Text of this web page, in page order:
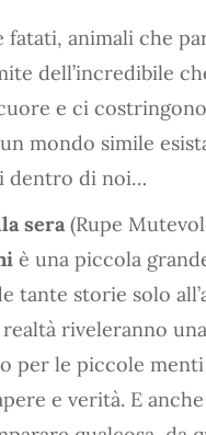
fatati, animali che
dell’incredibile
e ci
mondo simile
dentro di noi…
sera (Rupe
è una piccola
tante storie solo
riveleranno
per le piccole
e verità. E